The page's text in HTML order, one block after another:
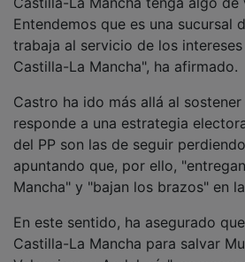
Entendemos que es una sucursal
trabaja al servicio de los
Castilla-La Mancha", ha afirmado.
responde a una estrategia
del PP son las de seguir
apuntando que, por ello,
Mancha" y "bajan los brazos" en
Castilla-La Mancha para salvar
Valenciana y Andalucía",